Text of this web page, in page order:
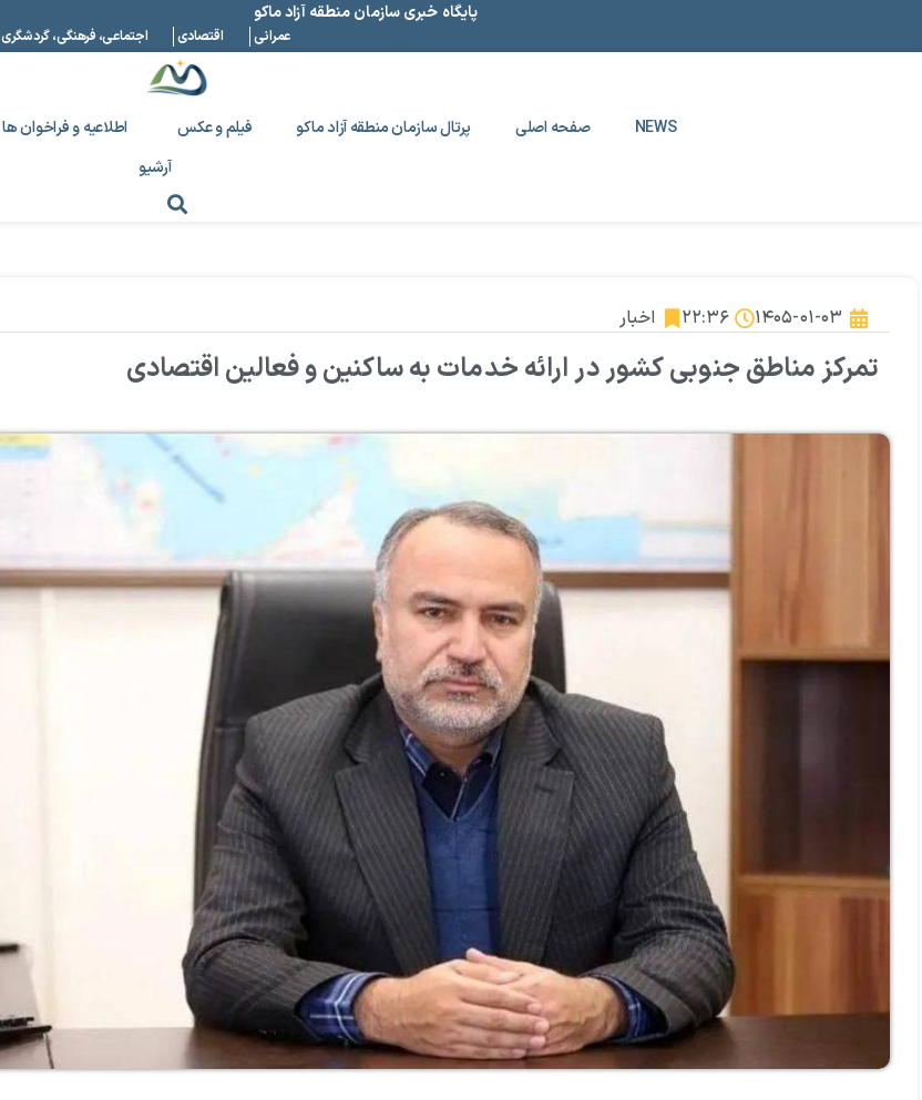
پایگاه خبری سازمان منطقه آزاد ماکو
عمرانی اقتصادی اجتماعی، فرهنگی، گردشگری
NEWS صفحه اصلی پرتال سازمان منطقه آزاد ماکو فیلم و عکس اطلاعیه و فراخوان ها
آرشیو
۱۴۰۵-۰۱-۰۳ ۲۲:۳۶ اخبار
تمرکز مناطق جنوبی کشور در ارائه خدمات به ساکنین و فعالین اقتصادی